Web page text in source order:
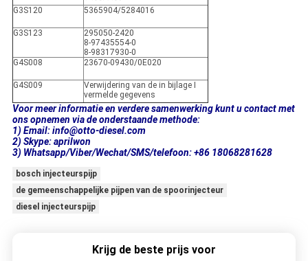
G3S120
5365904/5284016
G3S123
295050-2420
8-97435554-0
8-98317930-0
G4S008
23670-09430/0E020
G4S009
Verwijdering van de in bijlage I
vermelde gegevens
Voor meer informatie en verdere samenwerking kunt u contact met
ons opnemen via de onderstaande methode:
1) Email: info@otto-diesel.com
2) Skype: aprilwon
3) Whatsapp/Viber/Wechat/SMS/telefoon: +86 18068281628
bosch injecteurspijp
de gemeenschappelijke pijpen van de spoorinjecteur
diesel injecteurspijp
Krijg de beste prijs voor